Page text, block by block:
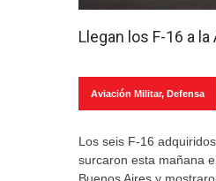
Llegan los F-16 a la
Aviación Militar, Defensa
Los seis F-16
surcaron esta mañana